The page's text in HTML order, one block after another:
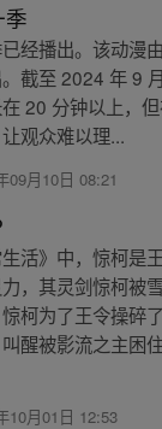
经播出。该动漫
截至 2024 年 9
20 分钟以上，
观众难以理...
09月10日 08:21
活》中，惊柯是
，其灵剑惊柯被
柯为了王令操碎
醒被影流之主困
10月01日 12:53